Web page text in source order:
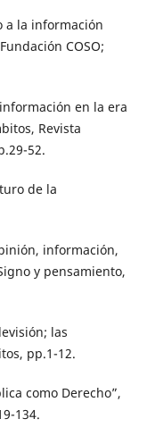
a la información
COSO;
en la era
Revista
52.
de la
información,
y pensamiento,
las
pp.1-12.
como Derecho”,
134.